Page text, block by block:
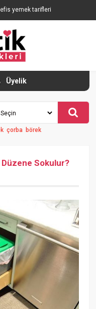
yemek tarifleri
Üyelik
çorba börek
Düzene Sokulur?